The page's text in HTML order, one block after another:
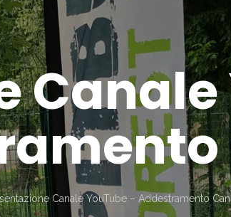
Canale YouTube – Addestramento Cani